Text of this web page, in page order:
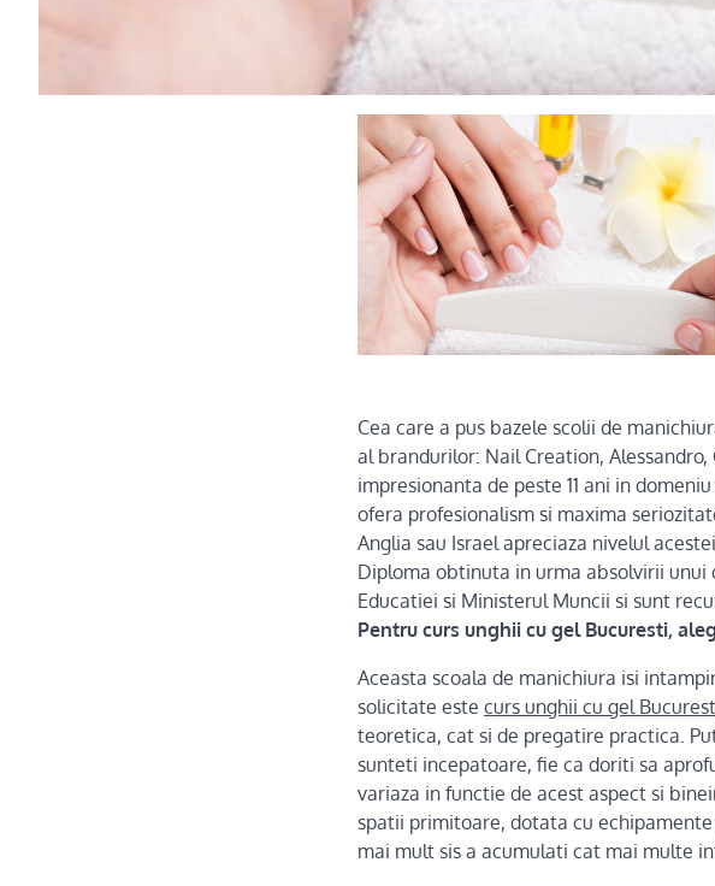
Cea care a pus bazele scolii de
al brandurilor: Nail Creation,
impresionanta de peste 11 ani in
ofera profesionalism si maxima
Anglia sau Israel apreciaza nivelul
Diploma obtinuta in urma absolvirii unui
Educatiei si Ministerul Muncii si sunt
Pentru curs unghii cu gel Bucuresti,
Aceasta scoala de manichiura isi
solicitate este curs unghii cu gel
teoretica, cat si de pregatire practica.
sunteti incepatoare, fie ca doriti sa
variaza in functie de acest aspect si
spatii primitoare, dotata cu
mai mult sis a acumulati cat mai multe